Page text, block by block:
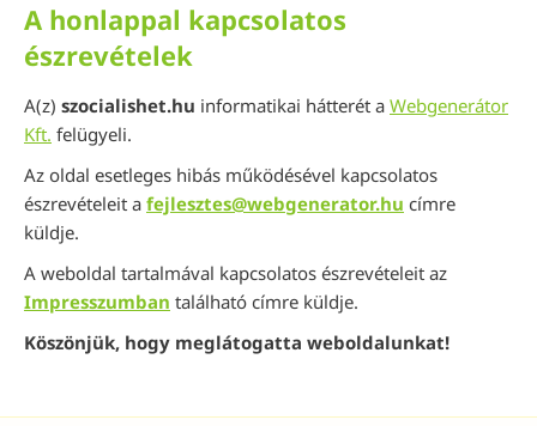
A honlappal kapcsolatos
észrevételek
A(z) szocialishet.hu informatikai hátterét a Webgenerátor
Kft. felügyeli.
Az oldal esetleges hibás működésével kapcsolatos
észrevételeit a fejlesztes@webgenerator.hu címre
küldje.
A weboldal tartalmával kapcsolatos észrevételeit az
Impresszumban található címre küldje.
Köszönjük, hogy meglátogatta weboldalunkat!